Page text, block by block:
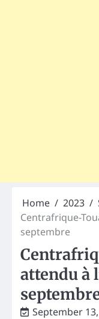
Home 2023
Centrafrique-
septembre
attendu à
September